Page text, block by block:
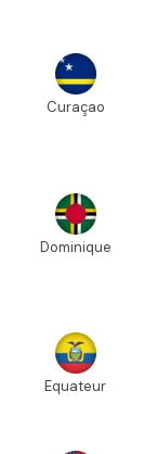
Curaçao
Dominique
Equateur